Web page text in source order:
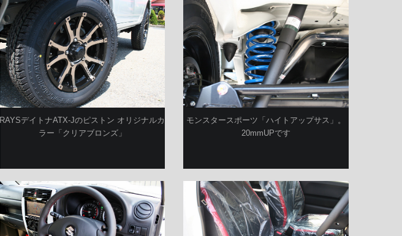
RAYSデイトナATX-Jのピストン オリジナルカ
ラー「クリアブロンズ」
モンスタースポーツ「ハイトアップサス」。
20mmUPです